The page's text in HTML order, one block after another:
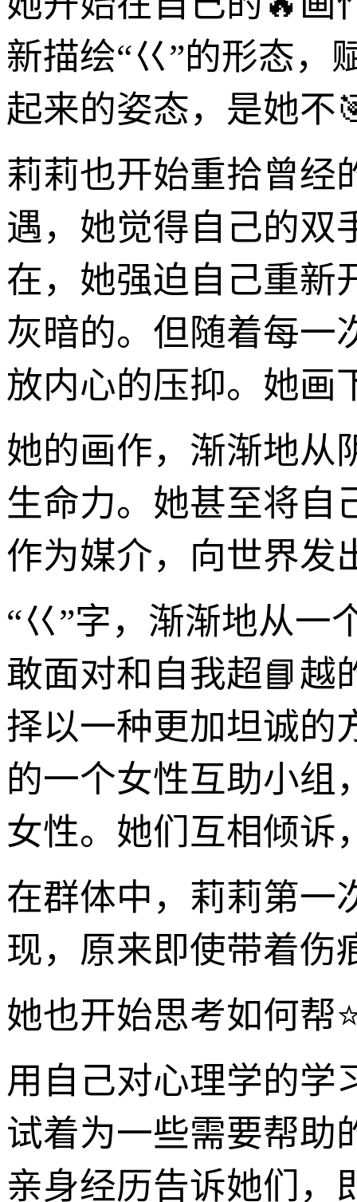
新描绘“巜”的形态
起来的姿态，是她不
莉莉也开始重拾曾经
遇，她觉得自己的双
在，她强迫自己重新
灰暗的。但随着每一
放内心的压抑。她画
她的画作，渐渐地从
生命力。她甚至将自
作为媒介，向世界发
“巜”字，渐渐地从一
敢面对和自我超📘越
择以一种更加坦诚的
的一个女性互助小组
女性。她们互相倾诉
在群体中，莉莉第一
现，原来即使带着伤
她也开始思考如何帮
用自己对心理学的学
试着为一些需要帮助
亲身经历告诉她们，